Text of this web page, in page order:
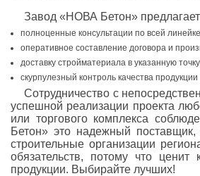
Завод «НОВА Бетон» предлагает
полноценные консультации по всей
оперативное составление договора и
доставку стройматериала в указанную
скурпулезный контроль качества
Сотрудничество с
успешной реализации проекта
или торгового комплекса
Бетон» это надежный поставщик,
строительные организации
обязательств, потому что ценит
продукции. Выбирайте лучших!